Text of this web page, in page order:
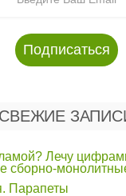
СВЕЖИЕ
Лечу
сборно-
Парапеты